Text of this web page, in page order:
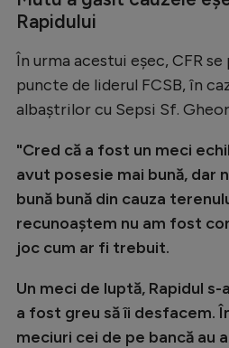
Handbal
Formula 1
Gimnastică
Auto
Rugby
Ciclism
Alte sporturi
JO 2026
Rapidului
În urma acestui eșec, CFR
puncte de liderul FCSB, în
albaștrilor cu Sepsi Sf.
"Cred că a fost un meci
avut posesie mai bună, dar
bună bună din cauza
recunoaștem nu am fost
joc cum ar fi trebuit.
Un meci de luptă, Rapidul
a fost greu să îi desfacem.
meciuri cei de pe bancă au